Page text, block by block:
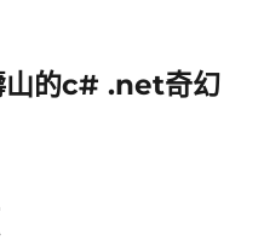
的c# .net奇幻